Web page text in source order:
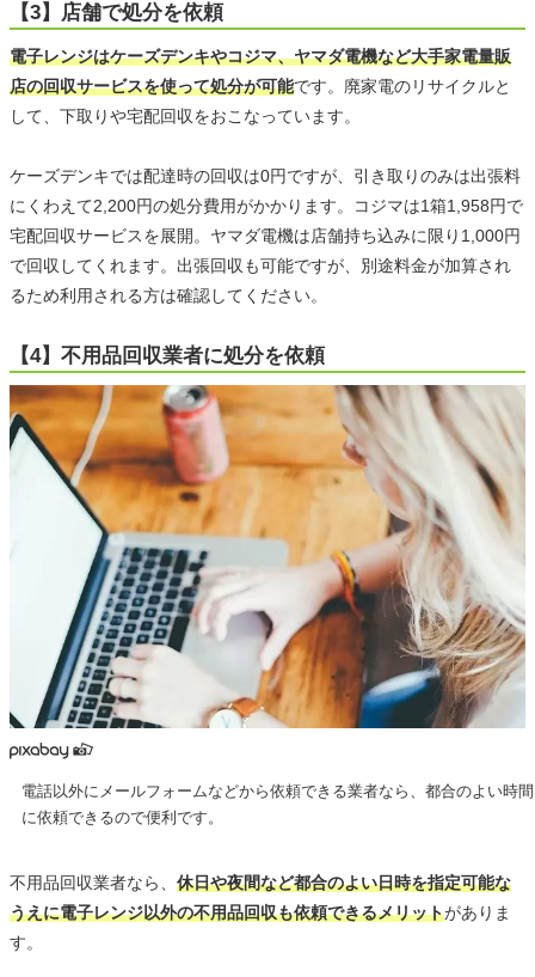
【3】店舗で処分を依頼
電子レンジはケーズデンキやコジマ、ヤマダ電機など大手家電量販
店の回収サービスを使って処分が可能です。廃家電のリサイクルと
して、下取りや宅配回収をおこなっています。
ケーズデンキでは配達時の回収は0円ですが、引き取りのみは出張料
にくわえて2,200円の処分費用がかかります。コジマは1箱1,958円で
宅配回収サービスを展開。ヤマダ電機は店舗持ち込みに限り1,000円
で回収してくれます。出張回収も可能ですが、別途料金が加算され
るため利用される方は確認してください。
【4】不用品回収業者に処分を依頼
電話以外にメールフォームなどから依頼できる業者なら、都合のよい時間
に依頼できるので便利です。
不用品回収業者なら、 休日や夜間など都合のよい日時を指定可能な
うえに電子レンジ以外の不用品回収も依頼できるメリットがありま
す。